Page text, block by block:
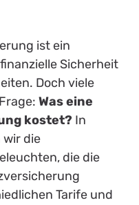
ist ein
Sicherheit
Doch viele
Was eine
kostet?In
wir die
die die
Tarife und